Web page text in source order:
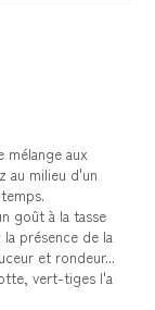
mélange aux
au milieu d'un
goût à la tasse
présence de la
et rondeur...
vert-tiges l'a